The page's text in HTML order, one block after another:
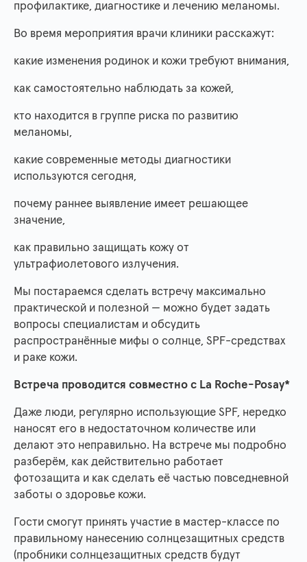
профилактике, диагностике и лечению меланомы.
Во время мероприятия врачи клиники расскажут:
какие изменения родинок и кожи требуют внимания,
как самостоятельно наблюдать за кожей,
кто находится в группе риска по развитию
меланомы,
какие современные методы диагностики
используются сегодня,
почему раннее выявление имеет решающее
значение,
как правильно защищать кожу от
ультрафиолетового излучения.
Мы постараемся сделать встречу максимально
практической и полезной — можно будет задать
вопросы специалистам и обсудить
распространённые мифы о солнце, SPF-средствах
и раке кожи.
Встреча проводится совместно с La Roche-Posay*
Даже люди, регулярно использующие SPF, нередко
наносят его в недостаточном количестве или
делают это неправильно. На встрече мы подробно
разберём, как действительно работает
фотозащита и как сделать её частью повседневной
заботы о здоровье кожи.
Гости смогут принять участие в мастер-классе по
правильному нанесению солнцезащитных средств
(пробники солнцезащитных средств будут